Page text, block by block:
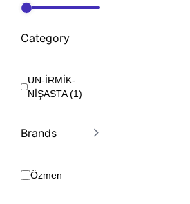
Category
UN-İRMİK-
NİŞASTA(1)
Brands
Özmen